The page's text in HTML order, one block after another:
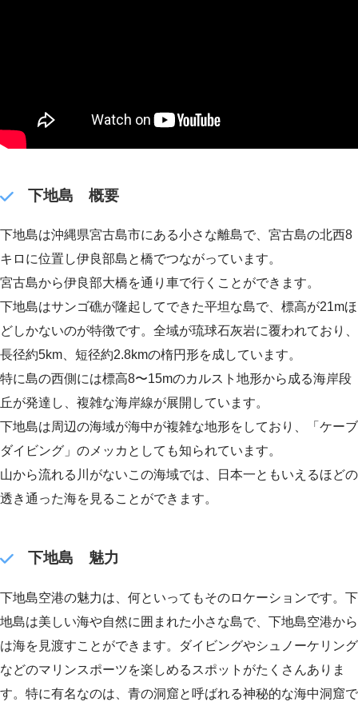
下地島 概要
下地島は沖縄県宮古島市にある小さな離島で、宮古島の北西8
キロに位置し伊良部島と橋でつながっています。
宮古島から伊良部大橋を通り車で行くことができます。
下地島はサンゴ礁が隆起してできた平坦な島で、標高が21mほ
どしかないのが特徴です。全域が琉球石灰岩に覆われており、
長径約5km、短径約2.8kmの楕円形を成しています。
特に島の西側には標高8〜15mのカルスト地形から成る海岸段
丘が発達し、複雑な海岸線が展開しています。
下地島は周辺の海域が海中が複雑な地形をしており、「ケーブ
ダイビング」のメッカとしても知られています。
山から流れる川がないこの海域では、日本一ともいえるほどの
透き通った海を見ることができます。
下地島 魅力
下地島空港の魅力は、何といってもそのロケーションです。下
地島は美しい海や自然に囲まれた小さな島で、下地島空港から
は海を見渡すことができます。ダイビングやシュノーケリング
などのマリンスポーツを楽しめるスポットがたくさんありま
す。特に有名なのは、青の洞窟と呼ばれる神秘的な海中洞窟で